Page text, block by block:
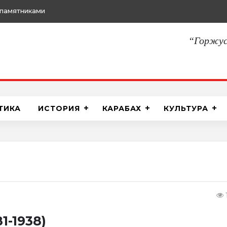
ИСТОРИЯ КАРАБАХ КУЛЬТУРА
1938)